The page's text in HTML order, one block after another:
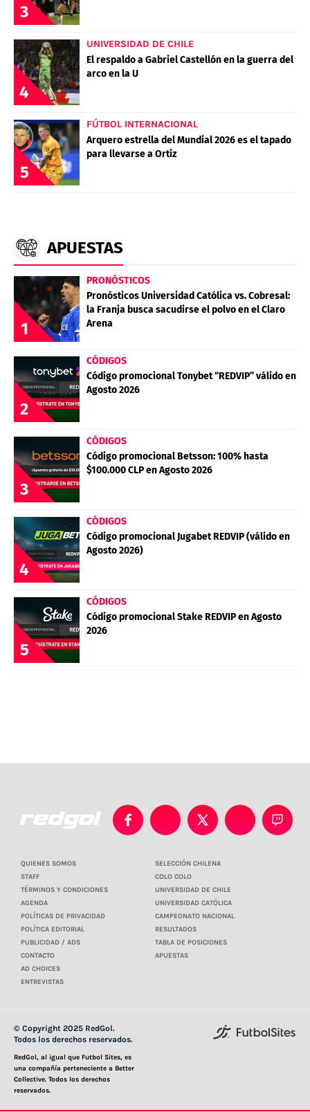
3
4
UNIVERSIDAD DE CHILE
El respaldo a Gabriel Castellón en la guerra del
arco en la U
5
FÚTBOL INTERNACIONAL
Arquero estrella del Mundial 2026 es el tapado
para llevarse a Ortiz
APUESTAS
1
PRONÓSTICOS
Pronósticos Universidad Católica vs. Cobresal:
la Franja busca sacudirse el polvo en el Claro
Arena
2
CÓDIGOS
Código promocional Tonybet “REDVIP” válido en
Agosto 2026
3
CÓDIGOS
Código promocional Betsson: 100% hasta
$100.000 CLP en Agosto 2026
4
CÓDIGOS
Código promocional Jugabet REDVIP (válido en
Agosto 2026)
5
CÓDIGOS
Código promocional Stake REDVIP en Agosto
2026
QUIENES SOMOS
STAFF
TÉRMINOS Y CONDICIONES
AGENDA
POLÍTICAS DE PRIVACIDAD
POLÍTICA EDITORIAL
PUBLICIDAD / ADS
CONTACTO
AD CHOICES
ENTREVISTAS
SELECCIÓN CHILENA
COLO COLO
UNIVERSIDAD DE CHILE
UNIVERSIDAD CATÓLICA
CAMPEONATO NACIONAL
RESULTADOS
TABLA DE POSICIONES
APUESTAS
© Copyright 2025 RedGol.
Todos los derechos reservados.
RedGol, al igual que Futbol Sites, es
una compañía perteneciente a Better
Collective. Todos los derechos
reservados.